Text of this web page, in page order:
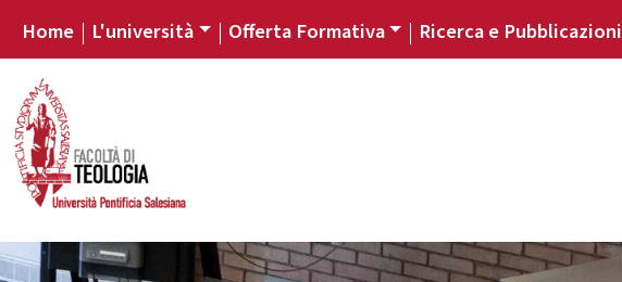
Home L'università Offerta Formativa Ricerca e Pubblicazioni